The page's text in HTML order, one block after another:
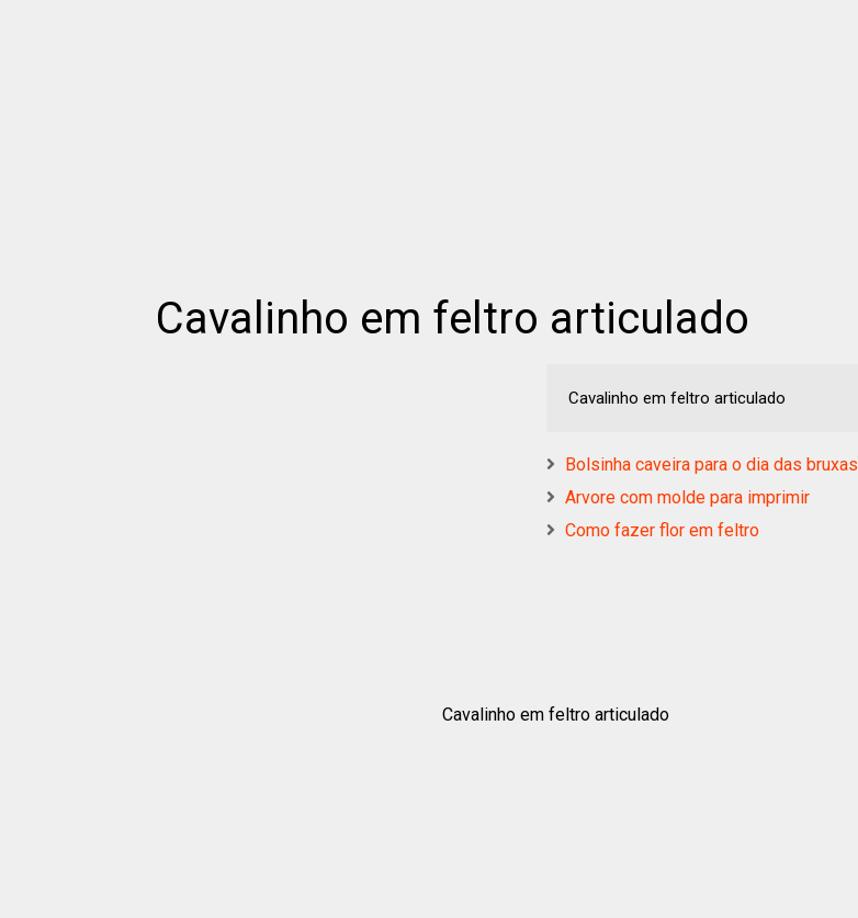
Cavalinho em feltro articulado
Cavalinho em feltro articulado
Bolsinha caveira para o dia das bruxas
Arvore com molde para imprimir
Como fazer flor em feltro
Cavalinho em feltro articulado